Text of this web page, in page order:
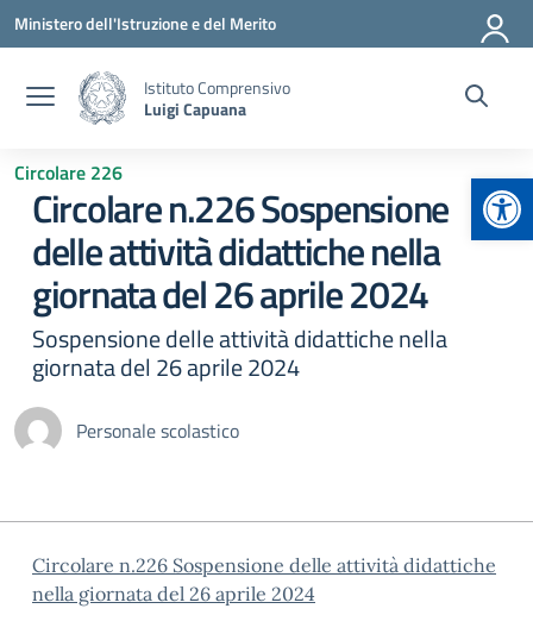
Vai ai contenuti
Vai al menu di navigazione
Vai al footer
Ministero dell'Istruzione e del Merito
Istituto Comprensivo
Luigi Capuana
Circolare 226
Circolare n.226 Sospensione
delle attività didattiche nella
giornata del 26 aprile 2024
Sospensione delle attività didattiche nella
giornata del 26 aprile 2024
Personale scolastico
Circolare n.226 Sospensione delle attività didattiche
nella giornata del 26 aprile 2024